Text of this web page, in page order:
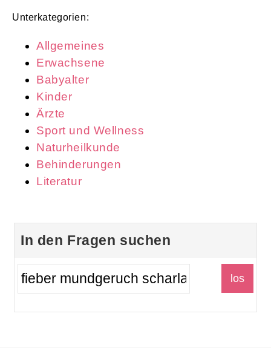
Unterkategorien:
Allgemeines
Erwachsene
Babyalter
Kinder
Ärzte
Sport und Wellness
Naturheilkunde
Behinderungen
Literatur
In den Fragen suchen